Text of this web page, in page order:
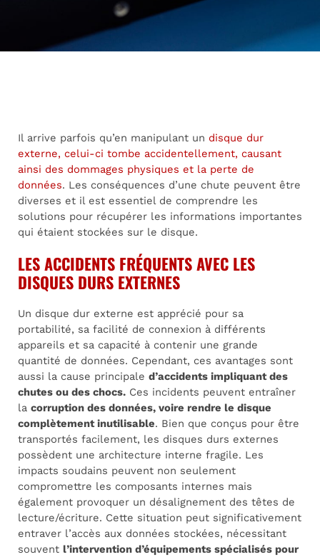
Il arrive parfois qu’en manipulant un disque dur
externe, celui-ci tombe accidentellement, causant
ainsi des dommages physiques et la perte de
données. Les conséquences d’une chute peuvent être
diverses et il est essentiel de comprendre les
solutions pour récupérer les informations importantes
qui étaient stockées sur le disque.
LES ACCIDENTS FRÉQUENTS AVEC LES
DISQUES DURS EXTERNES
Un disque dur externe est apprécié pour sa
portabilité, sa facilité de connexion à différents
appareils et sa capacité à contenir une grande
quantité de données. Cependant, ces avantages sont
aussi la cause principale d’accidents impliquant des
chutes ou des chocs. Ces incidents peuvent entraîner
la corruption des données, voire rendre le disque
complètement inutilisable. Bien que conçus pour être
transportés facilement, les disques durs externes
possèdent une architecture interne fragile. Les
impacts soudains peuvent non seulement
compromettre les composants internes mais
également provoquer un désalignement des têtes de
lecture/écriture. Cette situation peut significativement
entraver l’accès aux données stockées, nécessitant
souvent l’intervention d’équipements spécialisés pour